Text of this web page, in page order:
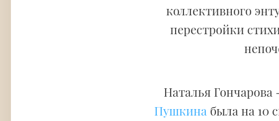
коллективного
перестройки
Наталья Гончарова
Пушкина была на 10